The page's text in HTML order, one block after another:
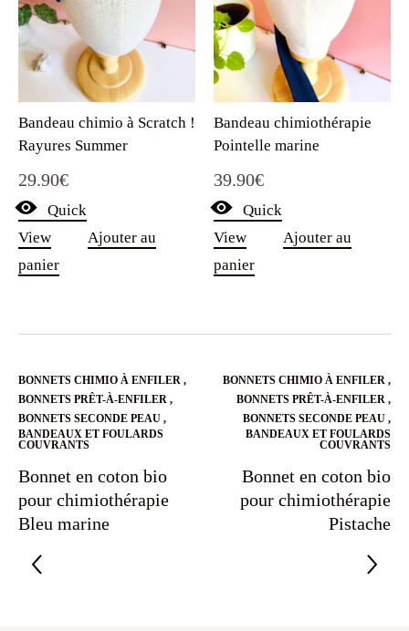
Bandeau chimio à Scratch !
Rayures Summer
29.90€
Quick
View
Ajouter au
panier
Bandeau chimiothérapie
Pointelle marine
39.90€
Quick
View
Ajouter au
panier
BONNETS CHIMIO À ENFILER ,
BONNETS PRÊT-À-ENFILER ,
BONNETS SECONDE PEAU ,
BANDEAUX ET FOULARDS
COUVRANTS
Bonnet en coton bio
pour chimiothérapie
Bleu marine
BONNETS CHIMIO À ENFILER ,
BONNETS PRÊT-À-ENFILER ,
BONNETS SECONDE PEAU ,
BANDEAUX ET FOULARDS
COUVRANTS
Bonnet en coton bio
pour chimiothérapie
Pistache